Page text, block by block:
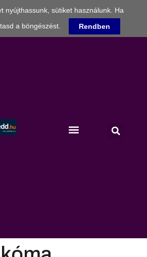
nyújthassunk, sütiket használunk. Ha
a böngészést.
Rendben